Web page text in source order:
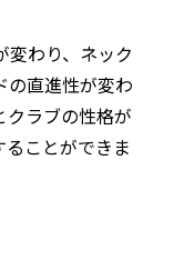
変わり、ネック
の直進性が変わ
クラブの性格が
ことができま